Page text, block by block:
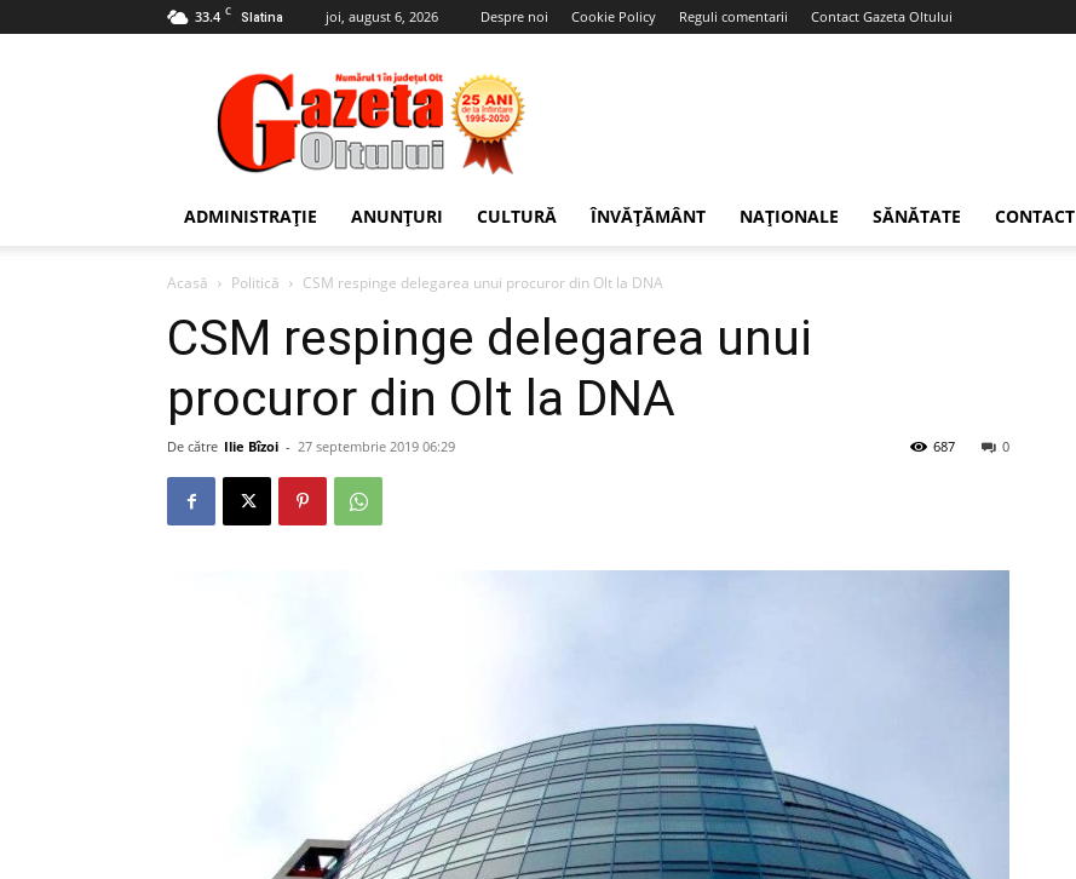
33.4 C Slatina joi, august 6, 2026 Despre noi Cookie Policy Reguli comentarii Contact Gazeta Oltului
Gazeta
Oltului
ADMINISTRAȚIE ANUNȚURI CULTURĂ ÎNVĂȚĂMÂNT NAȚIONALE SĂNĂTATE CONTACT
Acasă Politică CSM respinge delegarea unui procuror din Olt la DNA
CSM respinge delegarea unui
procuror din Olt la DNA
De către Ilie Bîzoi - 27 septembrie 2019 06:29 0
687